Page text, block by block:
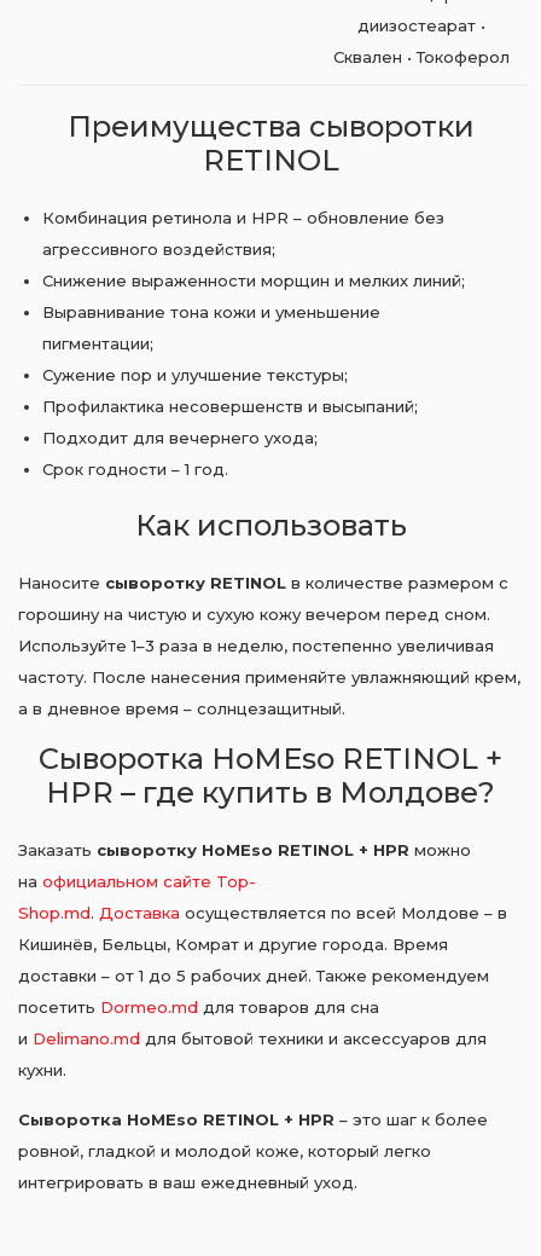
диизостеарат •
Сквален • Токоферол
Преимущества сыворотки
RETINOL
Комбинация ретинола и HPR – обновление без
агрессивного воздействия;
Снижение выраженности морщин и мелких линий;
Выравнивание тона кожи и уменьшение
пигментации;
Сужение пор и улучшение текстуры;
Профилактика несовершенств и высыпаний;
Подходит для вечернего ухода;
Срок годности – 1 год.
Как использовать
Наносите сыворотку RETINOL в количестве размером с
горошину на чистую и сухую кожу вечером перед сном.
Используйте 1–3 раза в неделю, постепенно увеличивая
частоту. После нанесения применяйте увлажняющий крем,
а в дневное время – солнцезащитный.
Сыворотка HoMEso RETINOL +
HPR – где купить в Молдове?
Заказать сыворотку HoMEso RETINOL + HPR можно
на официальном сайте Top-
Shop.md. Доставка осуществляется по всей Молдове – в
Кишинёв, Бельцы, Комрат и другие города. Время
доставки – от 1 до 5 рабочих дней. Также рекомендуем
посетить Dormeo.md для товаров для сна
и Delimano.md для бытовой техники и аксессуаров для
кухни.
Сыворотка HoMEso RETINOL + HPR – это шаг к более
ровной, гладкой и молодой коже, который легко
интегрировать в ваш ежедневный уход.